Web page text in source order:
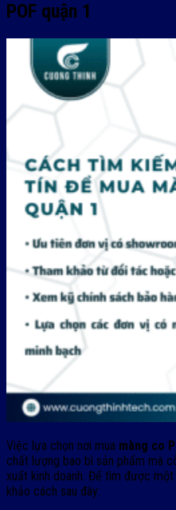
POF quận 1
Việc lựa chọn nơi mua màng co
chất lượng bao bì sản phẩm mà
xuất kinh doanh. Để tìm được
khảo cách sau đây: